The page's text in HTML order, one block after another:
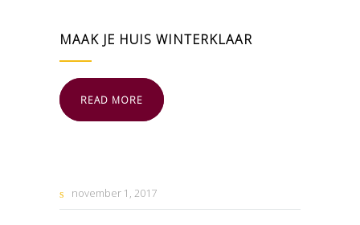
MAAK JE HUIS WINTERKLAAR
READ MORE
november 1 2017